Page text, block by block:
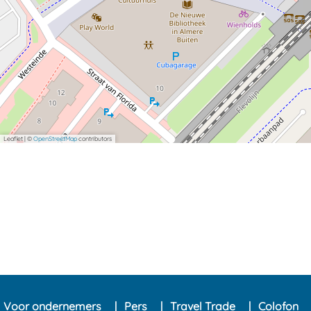
Leaflet|©OpenStreetMapcontributors
Voor ondernemers Pers Travel Trade Colofon